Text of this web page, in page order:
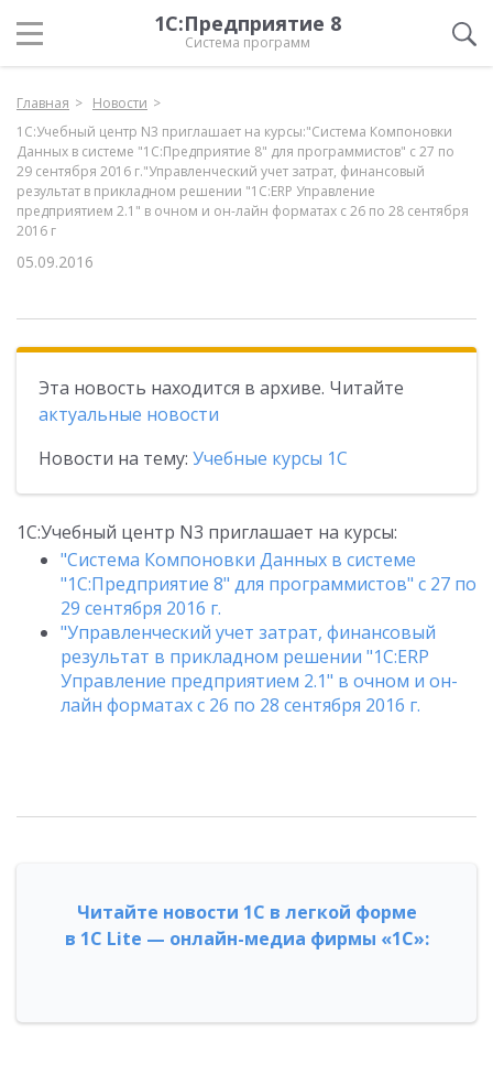
1С:Предприятие 8
Система программ
Главная
Новости
1С:Учебный центр N3 приглашает на курсы:"Система Компоновки
Данных в системе "1С:Предприятие 8" для программистов" с 27 по
29 сентября 2016 г."Управленческий учет затрат, финансовый
результат в прикладном решении "1С:ERP Управление
предприятием 2.1" в очном и он-лайн форматах с 26 по 28 сентября
2016 г
05.09.2016
Эта новость находится в архиве. Читайте
актуальные новости
Новости на тему: Учебные курсы 1С
1С:Учебный центр N3 приглашает на курсы:
"Система Компоновки Данных в системе
"1С:Предприятие 8" для программистов" с 27 по
29 сентября 2016 г.
"Управленческий учет затрат, финансовый
результат в прикладном решении "1С:ERP
Управление предприятием 2.1" в очном и он-
лайн форматах с 26 по 28 сентября 2016 г.
Читайте новости 1С в легкой форме
в 1С Lite — онлайн-медиа фирмы «1С»: